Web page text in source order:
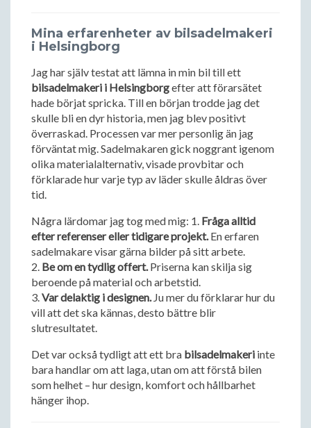
Mina erfarenheter av bilsadelmakeri
i Helsingborg
Jag har själv testat att lämna in min bil till ett
bilsadelmakeri i Helsingborgefter att förarsätet
hade börjat spricka. Till en början trodde jag det
skulle bli en dyr historia, men jag blev positivt
överraskad. Processen var mer personlig än jag
förväntat mig. Sadelmakaren gick noggrant igenom
olika materialalternativ, visade provbitar och
förklarade hur varje typ av läder skulle åldras över
tid.
Några lärdomar jag tog med mig: 1. Fråga alltid
efter referenser eller tidigare projekt.En erfaren
sadelmakare visar gärna bilder på sitt arbete.
2. Be om en tydlig offert.Priserna kan skilja sig
beroende på material och arbetstid.
3.Var delaktig i designen.Ju mer du förklarar hur du
vill att det ska kännas, desto bättre blir
slutresultatet.
Det var också tydligt att ett bra bilsadelmakeri inte
bara handlar om att laga, utan om att förstå bilen
som helhet – hur design, komfort och hållbarhet
hänger ihop.